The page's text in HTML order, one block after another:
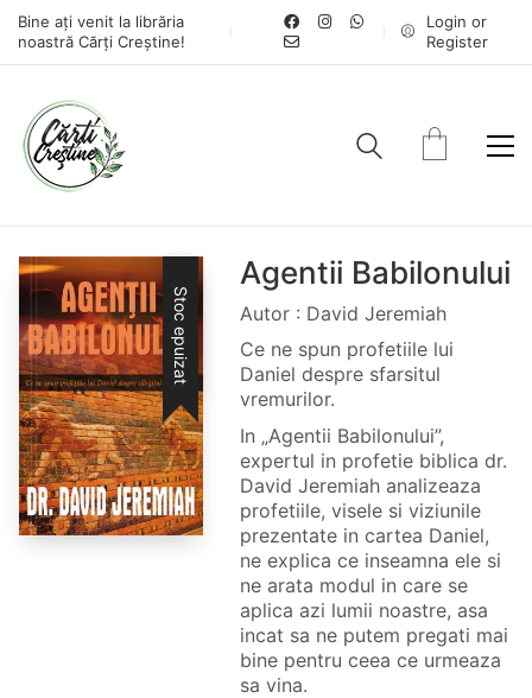
Bine ați venit la librăria
noastră Cărți Creștine!
Login or
Register
Stoc epuizat
Agentii Babilonului
Autor : David Jeremiah
Ce ne spun profetiile lui
Daniel despre sfarsitul
vremurilor.
In „Agentii Babilonului”,
expertul in profetie biblica dr.
David Jeremiah analizeaza
profetiile, visele si viziunile
prezentate in cartea Daniel,
ne explica ce inseamna ele si
ne arata modul in care se
aplica azi lumii noastre, asa
incat sa ne putem pregati mai
bine pentru ceea ce urmeaza
sa vina.